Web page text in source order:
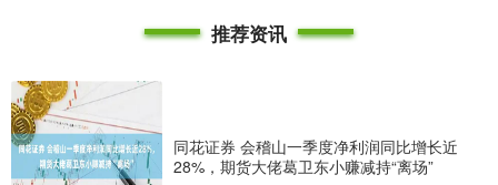
推荐资讯
同花证券 会稽山一季度净利润同比增长近
28%，期货大佬葛卫东小赚减持“离场”